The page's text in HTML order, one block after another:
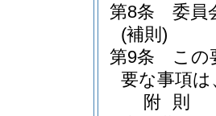
第8条
委員
(補則)
第9条
この
要な事項
附 則